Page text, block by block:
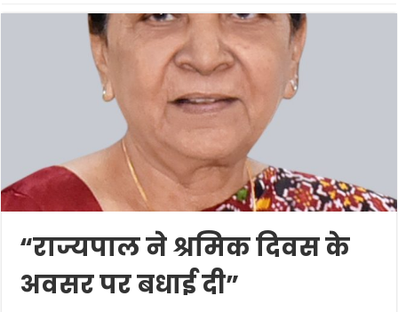
“राज्यपाल ने श्रमिक दिवस के
अवसर पर बधाई दी”